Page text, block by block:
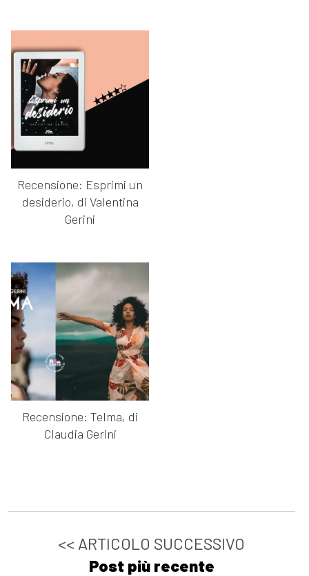
Recensione: Esprimi un
desiderio, di Valentina
Gerini
Recensione: Telma, di
Claudia Gerini
<< ARTICOLO SUCCESSIVO
Post più recente